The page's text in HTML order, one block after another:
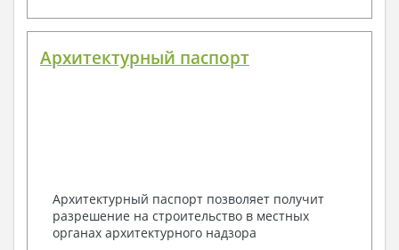
Архитектурный паспорт
Архитектурный паспорт позволяет получит
разрешение на строительство в местных
органах архитектурного надзора